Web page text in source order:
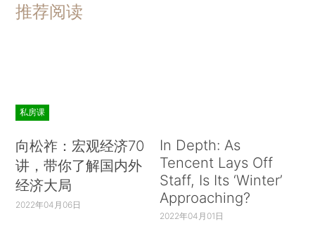
推荐阅读
私房课
向松祚：宏观经济70
讲，带你了解国内外
经济大局
2022年04月06日
In Depth: As
Tencent Lays Off
Staff, Is Its ‘Winter’
Approaching?
2022年04月01日